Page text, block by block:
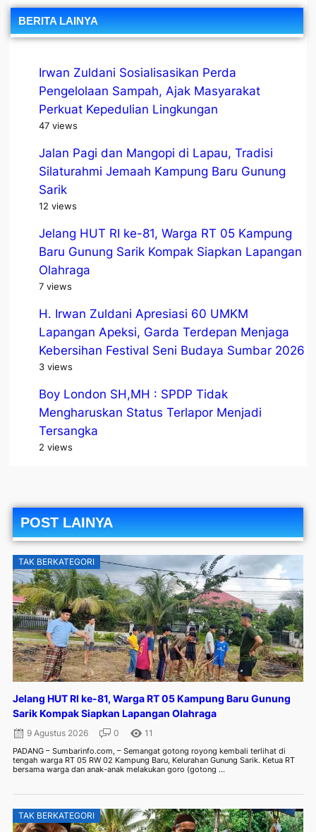
BERITA LAINYA
Irwan Zuldani Sosialisasikan Perda
Pengelolaan Sampah, Ajak Masyarakat
Perkuat Kepedulian Lingkungan
47 views
Jalan Pagi dan Mangopi di Lapau, Tradisi
Silaturahmi Jemaah Kampung Baru Gunung
Sarik
12 views
Jelang HUT RI ke-81, Warga RT 05 Kampung
Baru Gunung Sarik Kompak Siapkan Lapangan
Olahraga
7 views
H. Irwan Zuldani Apresiasi 60 UMKM
Lapangan Apeksi, Garda Terdepan Menjaga
Kebersihan Festival Seni Budaya Sumbar 2026
3 views
Boy London SH,MH : SPDP Tidak
Mengharuskan Status Terlapor Menjadi
Tersangka
2 views
POST LAINYA
TAK BERKATEGORI
Jelang HUT RI ke-81, Warga RT 05 Kampung Baru Gunung
Sarik Kompak Siapkan Lapangan Olahraga
9 Agustus 2026 0 11
PADANG – Sumbarinfo.com, – Semangat gotong royong kembali terlihat di
tengah warga RT 05 RW 02 Kampung Baru, Kelurahan Gunung Sarik. Ketua RT
bersama warga dan anak-anak melakukan goro (gotong ...
TAK BERKATEGORI